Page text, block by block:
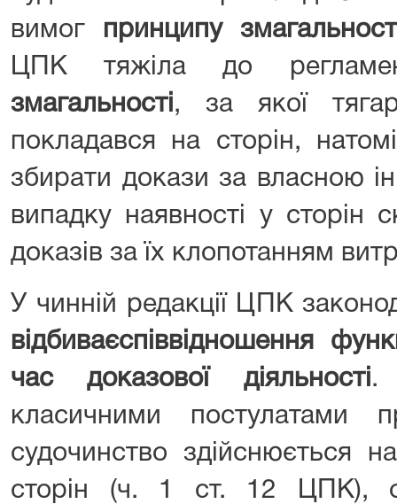
вимог
принципу
ЦПК тяжіла до
змагальності , за якої
покладався на сторін,
збирати докази за власною
випадку наявності у сторін
доказів за їх клопотанням
У чинній редакції ЦПК
відбиваєспіввідношення
час доказової діяльності .
класичними
судочинство здійснюється
сторін (ч. 1 ст. 12 ЦПК),